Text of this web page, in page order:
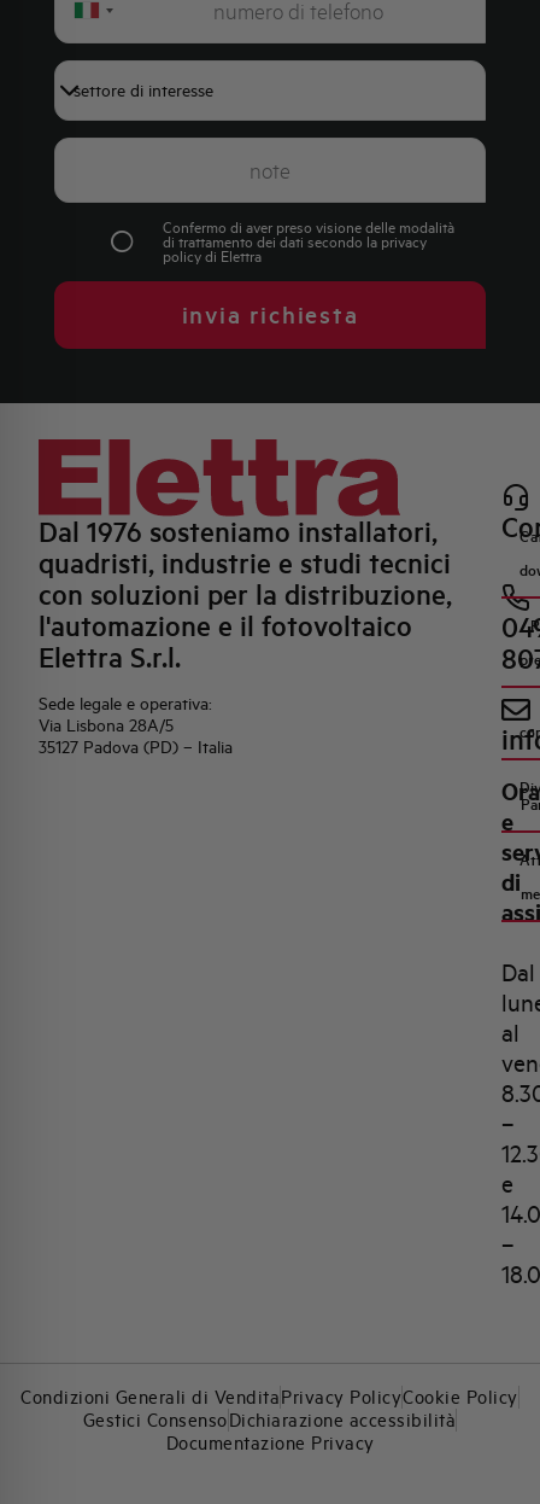
Italy
Confermo di aver preso visione delle modalità
di trattamento dei dati secondo la privacy
policydi Elettra
invia richiesta
Dal 1976 sosteniamo installatori,
quadristi, industrie e studi tecnici
con soluzioni per la distribuzione,
l'automazione e il fotovoltaico
Elettra S.r.l.
Sede legale e operativa:
Via Lisbona 28A/5
35127 Padova (PD) – Italia
e
di
Dal
al
–
e
–
Condizioni Generali di VenditaPrivacy PolicyCookie Policy
Gestici ConsensoDichiarazione accessibilità
Documentazione Privacy